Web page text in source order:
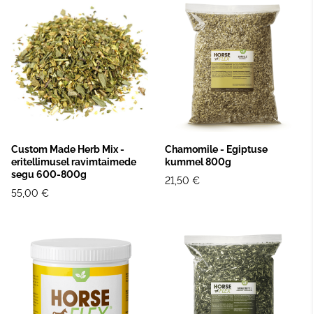
Custom Made Herb Mix -
eritellimusel ravimtaimede
segu 600-800g
55,00 €
Chamomile - Egiptuse
kummel 800g
21,50 €